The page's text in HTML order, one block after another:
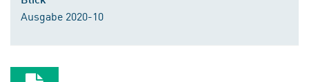
Ausgabe 2020-10